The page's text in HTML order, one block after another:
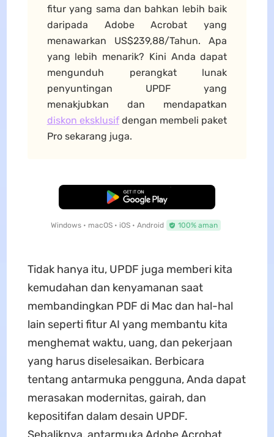
fitur yang sama dan bahkan lebih baik
daripada Adobe Acrobat yang
menawarkan US$239,88/Tahun. Apa
yang lebih menarik? Kini Anda dapat
mengunduh perangkat lunak
penyuntingan UPDF yang
menakjubkan dan mendapatkan
diskon eksklusifdengan membeli paket
Pro sekarang juga.
Unduh Gratis
Windows • macOS • iOS • Android 100% aman
Tidak hanya itu, UPDF juga memberi kita
kemudahan dan kenyamanan saat
membandingkan PDF di Mac dan hal-hal
lain seperti fitur AI yang membantu kita
menghemat waktu, uang, dan pekerjaan
yang harus diselesaikan. Berbicara
tentang antarmuka pengguna, Anda dapat
merasakan modernitas, gairah, dan
kepositifan dalam desain UPDF.